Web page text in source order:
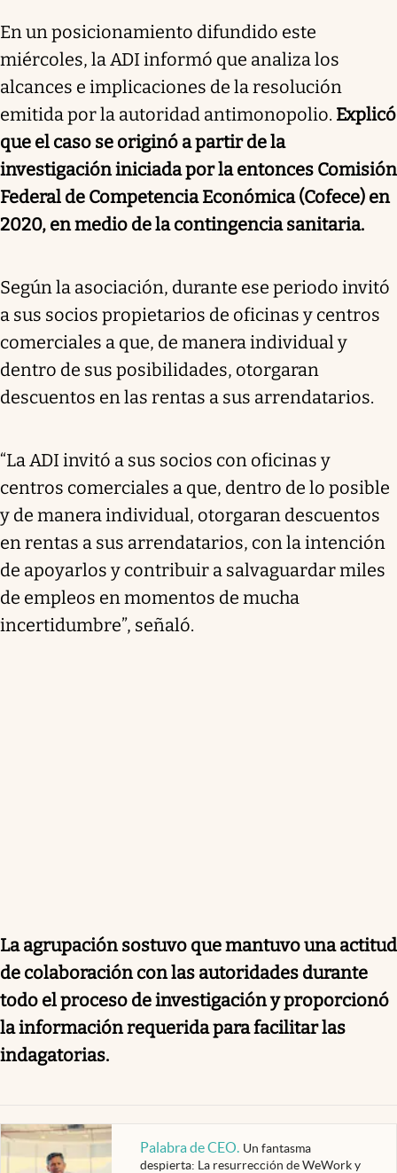
En un posicionamiento difundido este
miércoles, la ADI informó que analiza los
alcances e implicaciones de la resolución
emitida por la autoridad antimonopolio. Explicó
que el caso se originó a partir de la
investigación iniciada por la entonces Comisión
Federal de Competencia Económica (Cofece) en
2020, en medio de la contingencia sanitaria.
Según la asociación, durante ese periodo invitó
a sus socios propietarios de oficinas y centros
comerciales a que, de manera individual y
dentro de sus posibilidades, otorgaran
descuentos en las rentas a sus arrendatarios.
“La ADI invitó a sus socios con oficinas y
centros comerciales a que, dentro de lo posible
y de manera individual, otorgaran descuentos
en rentas a sus arrendatarios, con la intención
de apoyarlos y contribuir a salvaguardar miles
de empleos en momentos de mucha
incertidumbre”, señaló.
La agrupación sostuvo que mantuvo una actitud
de colaboración con las autoridades durante
todo el proceso de investigación y proporcionó
la información requerida para facilitar las
indagatorias.
Palabra de CEO. Un fantasma
despierta: La resurrección de WeWork y